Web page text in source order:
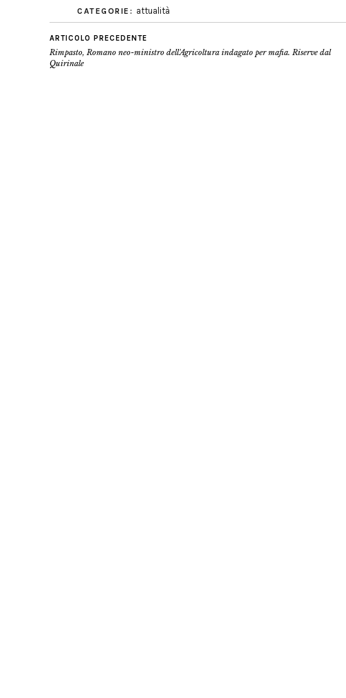
CATEGORIE: attualità
ARTICOLO PRECEDENTE
Rimpasto, Romano neo-ministro dell'Agricoltura indagato per mafia. Riserve dal
Quirinale